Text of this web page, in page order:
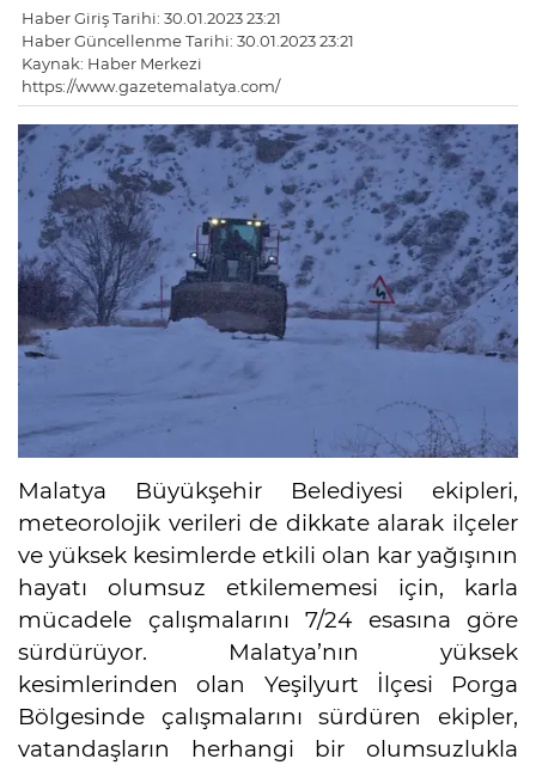
Haber Giriş Tarihi: 30.01.2023 23:21
Haber Güncellenme Tarihi: 30.01.2023 23:21
Kaynak: Haber Merkezi
https://www.gazetemalatya.com/
Malatya Büyükşehir Belediyesi ekipleri,
meteorolojik verileri de dikkate alarak ilçeler
ve yüksek kesimlerde etkili olan kar yağışının
hayatı olumsuz etkilememesi için, karla
mücadele çalışmalarını 7/24 esasına göre
sürdürüyor. Malatya’nın yüksek
kesimlerinden olan Yeşilyurt İlçesi Porga
Bölgesinde çalışmalarını sürdüren ekipler,
vatandaşların herhangi bir olumsuzlukla